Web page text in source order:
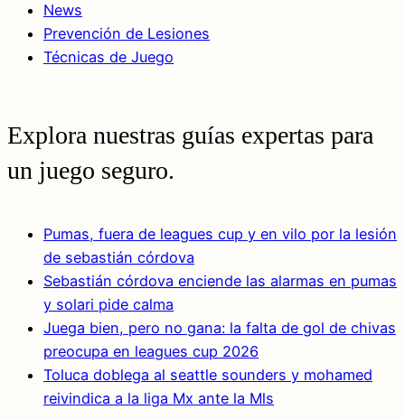
News
Prevención de Lesiones
Técnicas de Juego
Explora nuestras guías expertas para
un juego seguro.
Pumas, fuera de leagues cup y en vilo por la lesión
de sebastián córdova
Sebastián córdova enciende las alarmas en pumas
y solari pide calma
Juega bien, pero no gana: la falta de gol de chivas
preocupa en leagues cup 2026
Toluca doblega al seattle sounders y mohamed
reivindica a la liga Mx ante la Mls